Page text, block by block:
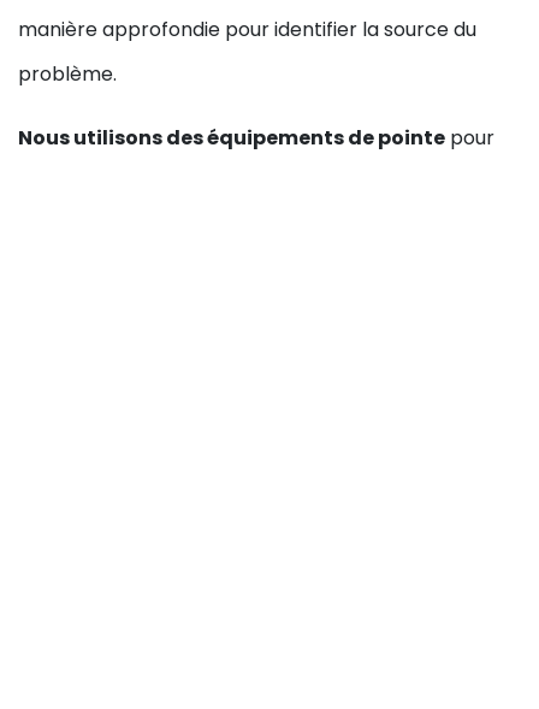
manière approfondie pour identifier la source du
problème.
Nous utilisons des équipements de pointe pour